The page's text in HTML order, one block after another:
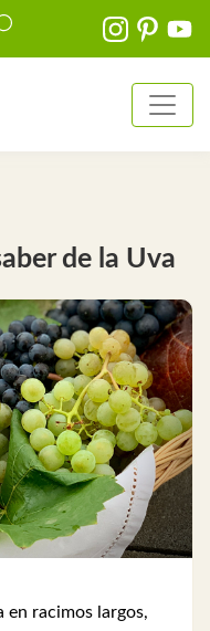
de la Uva
en racimos largos,